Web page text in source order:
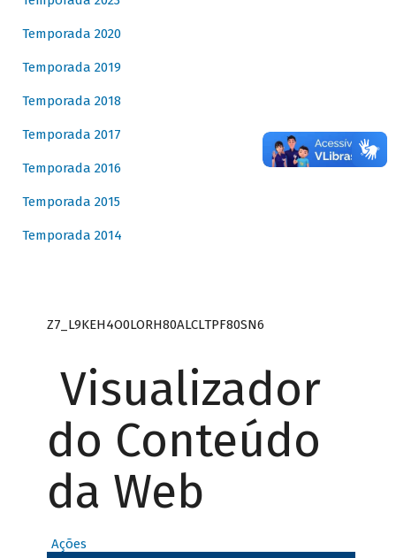
Temporada 2020
Temporada 2019
Temporada 2018
Temporada 2017
Temporada 2016
Temporada 2015
Temporada 2014
Z7_L9KEH4O0LORH80ALCLTPF80SN6
Visualizador
do Conteúdo
da Web
Ações